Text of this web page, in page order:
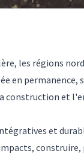
les régions
en
construction et
et
construire,